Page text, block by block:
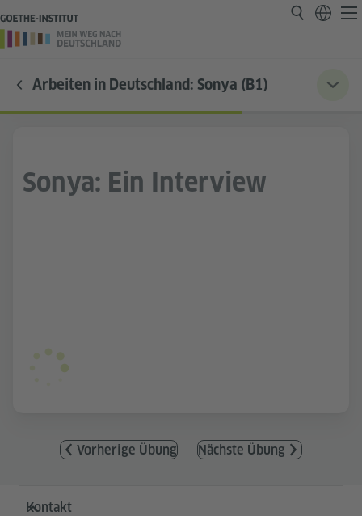
Arbeiten in Deutschland: Sonya (B1)
Sonya: Ein Interview
Vorherige Übung Nächste Übung
Service- und Informationsbereich
Kontakt